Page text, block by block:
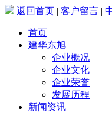
返回首页 | 客户留言 |
首页
建华东旭
企业概况
企业文化
企业荣誉
发展历程
新闻资讯